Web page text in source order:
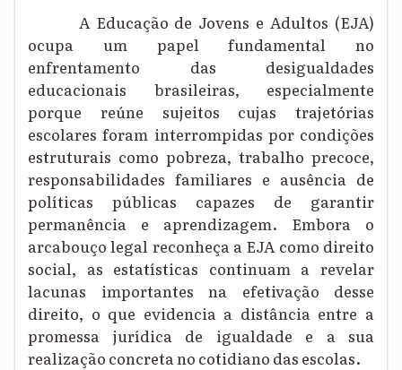
A Educação de Jovens e Adultos (EJA)
ocupa um papel fundamental no
enfrentamento das desigualdades
educacionais brasileiras, especialmente
porque reúne sujeitos cujas trajetórias
escolares foram interrompidas por condições
estruturais como pobreza, trabalho precoce,
responsabilidades familiares e ausência de
políticas públicas capazes de garantir
permanência e aprendizagem. Embora o
arcabouço legal reconheça a EJA como direito
social, as estatísticas continuam a revelar
lacunas importantes na efetivação desse
direito, o que evidencia a distância entre a
promessa jurídica de igualdade e a sua
realização concreta no cotidiano das escolas.